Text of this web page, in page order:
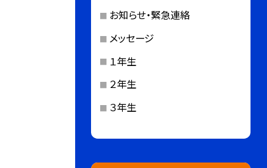
お知らせ・緊急連絡
メッセージ
１年生
２年生
３年生